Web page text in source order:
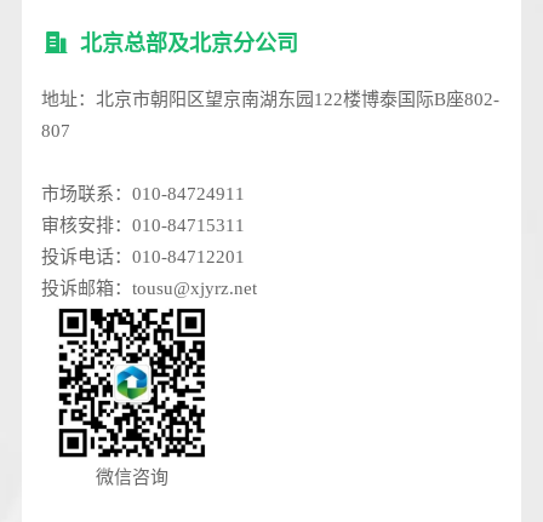
北京总部及北京分公司
地址：北京市朝阳区望京南湖东园122楼博泰国际B座802-
807
市场联系：010-84724911
审核安排：010-84715311
投诉电话：010-84712201
投诉邮箱：tousu@xjyrz.net
微信咨询